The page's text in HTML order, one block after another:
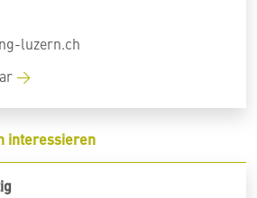
luzern.ch
interessieren